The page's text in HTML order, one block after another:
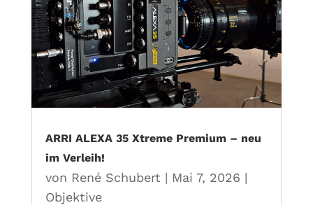
ARRI ALEXA 35 Xtreme Premium – neu
im Verleih!
von René Schubert | Mai 7, 2026 |
Objektive